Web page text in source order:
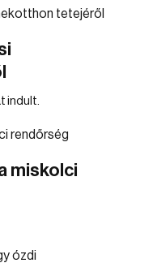
indult.
miskolci